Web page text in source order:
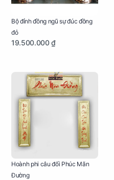
Bộ đỉnh đồng ngũ sự đúc đồng
đỏ
19.500.000 ₫
Hoành phi câu đối Phúc Mãn
Đường